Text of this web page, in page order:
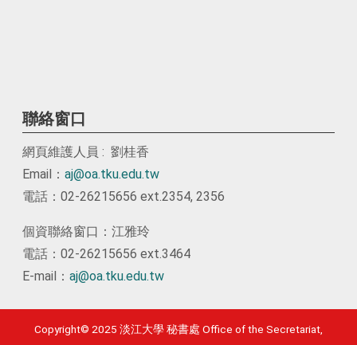
聯絡窗口
網頁維護人員 : 劉桂香
Email： aj@oa.tku.edu.tw
電話：02-26215656 ext.2354, 2356
個資聯絡窗口：江雅玲
電話：02-26215656 ext.3464
E-mail： aj@oa.tku.edu.tw
Copyright© 2025 淡江大學 秘書處 Office of the Secretariat,